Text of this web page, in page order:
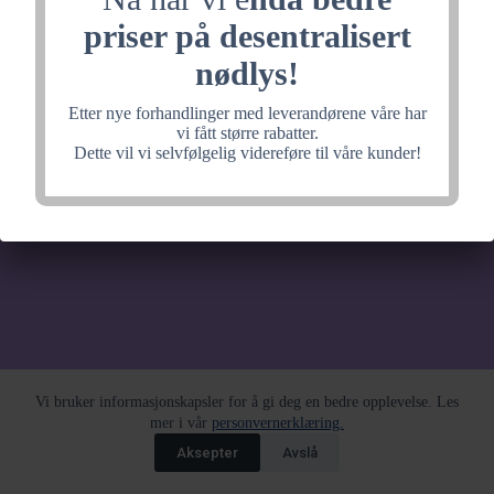
priser på desentralisert
nødlys!
Etter nye forhandlinger med leverandørene våre har
vi fått større rabatter.
Dette vil vi selvfølgelig videreføre til våre kunder!
Vi bruker informasjonskapsler for å gi deg en bedre opplevelse. Les
mer i vår personvernerklæring.
Aksepter
Avslå
noe fantastisk, velkommen
tilbake litt senere.